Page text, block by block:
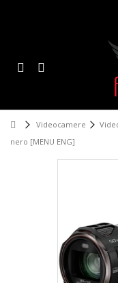
Videocamere
nero [MENU ENG]